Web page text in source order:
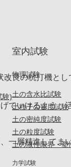
験)
室内試験
物理試験
土の含水比試験
土粒子の密度試験
土の密純度試験
土の粒度試験
土の液性限界・塑
力学試験
改良の杭打機とし
ていけるよう、
一層精進してま